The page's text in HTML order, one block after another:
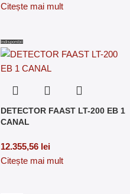
Citește mai mult
Indisponibil
DETECTOR FAAST LT-200 EB 1
CANAL
12.355,56 lei
Citește mai mult